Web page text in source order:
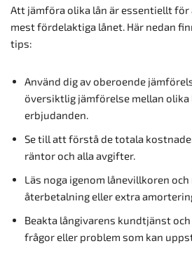
Att jämföra olika lån är essentiellt
mest fördelaktiga lånet. Här nedan
tips:
Använd dig av oberoende
översiktlig jämförelse mellan olika
erbjudanden.
Se till att förstå de totala
räntor och alla avgifter.
Läs noga igenom lånevillkoren
återbetalning eller extra
Beakta långivarens kundtjänst
frågor eller problem som kan